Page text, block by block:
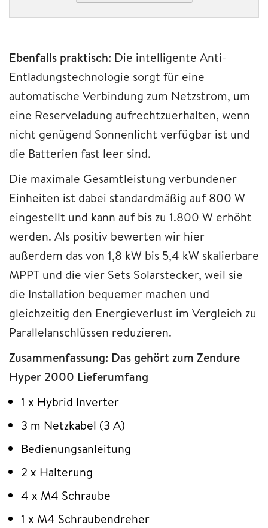
Ebenfalls praktisch: Die intelligente Anti-
Entladungstechnologie sorgt für eine
automatische Verbindung zum Netzstrom, um
eine Reserveladung aufrechtzuerhalten, wenn
nicht genügend Sonnenlicht verfügbar ist und
die Batterien fast leer sind.
Die maximale Gesamtleistung verbundener
Einheiten ist dabei standardmäßig auf 800 W
eingestellt und kann auf bis zu 1.800 W erhöht
werden. Als positiv bewerten wir hier
außerdem das von 1,8 kW bis 5,4 kW skalierbare
MPPT und die vier Sets Solarstecker, weil sie
die Installation bequemer machen und
gleichzeitig den Energieverlust im Vergleich zu
Parallelanschlüssen reduzieren.
Zusammenfassung: Das gehört zum Zendure
Hyper 2000 Lieferumfang
1 x Hybrid Inverter
3 m Netzkabel (3 A)
Bedienungsanleitung
2 x Halterung
4 x M4 Schraube
1 x M4 Schraubendreher